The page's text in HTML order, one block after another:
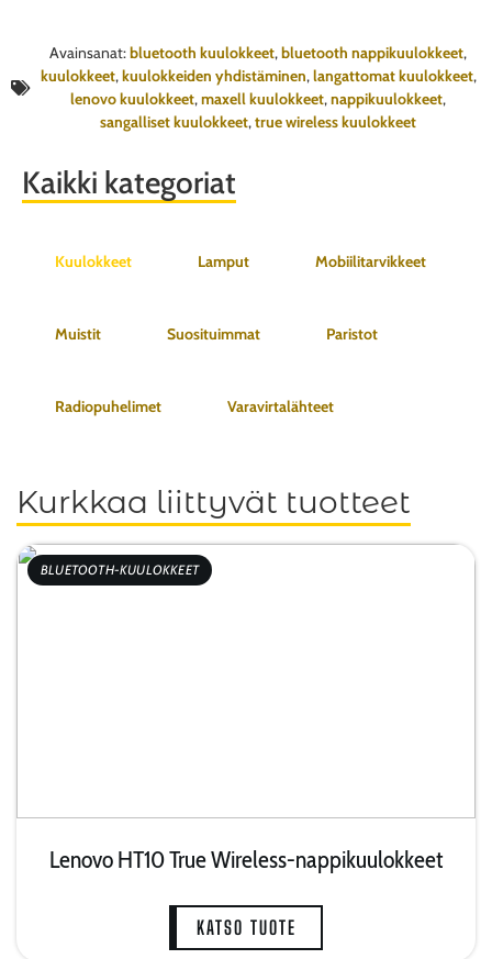
Avainsanat:bluetooth kuulokkeet,bluetooth nappikuulokkeet,
kuulokkeet,kuulokkeiden yhdistäminen,langattomat kuulokkeet,
lenovo kuulokkeet,maxell kuulokkeet,nappikuulokkeet,
sangalliset kuulokkeet,true wireless kuulokkeet
Kaikki kategoriat
Kuulokkeet Lamput Mobiilitarvikkeet
Muistit Suosituimmat Paristot
Radiopuhelimet Varavirtalähteet
Kurkkaa liittyvät tuotteet
BLUETOOTH-KUULOKKEET
Lenovo HT10 True Wireless-nappikuulokkeet
KATSO TUOTE